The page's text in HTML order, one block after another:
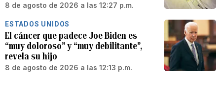
8 de agosto de 2026 a las 12:27 p.m.
ESTADOS UNIDOS
El cáncer que padece Joe Biden es
“muy doloroso” y “muy debilitante”,
revela su hijo
8 de agosto de 2026 a las 12:13 p.m.